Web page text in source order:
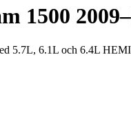
1500
5.7L, 6.1L och 6.4L